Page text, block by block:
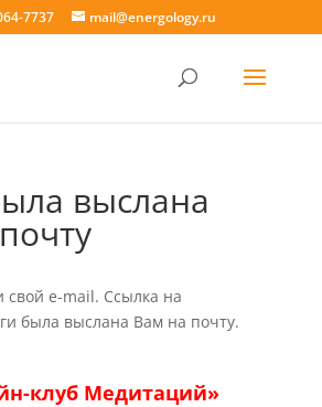
7737 mail@energology.ru
выслана
свой e-mail. Ссылка на
была выслана Вам на почту.
клуб Медитаций»